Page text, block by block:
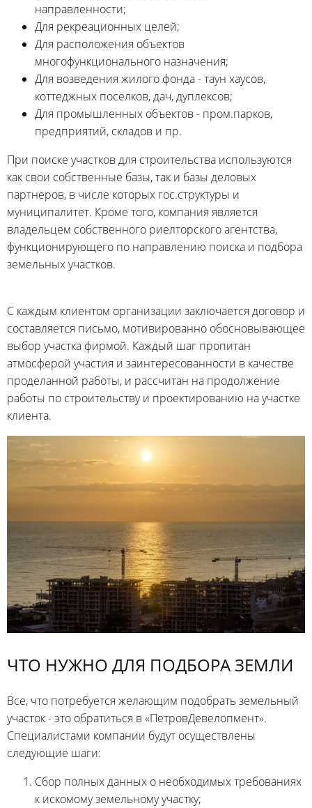
направленности;
Для рекреационных целей;
Для расположения объектов
многофункционального назначения;
Для возведения жилого фонда - таун хаусов,
коттеджных поселков, дач, дуплексов;
Для промышленных объектов - пром.парков,
предприятий, складов и пр.
При поиске участков для строительства используются
как свои собственные базы, так и базы деловых
партнеров, в числе которых гос.структуры и
муниципалитет. Кроме того, компания является
владельцем собственного риелторского агентства,
функционирующего по направлению поиска и подбора
земельных участков.
С каждым клиентом организации заключается договор и
составляется письмо, мотивированно обосновывающее
выбор участка фирмой. Каждый шаг пропитан
атмосферой участия и заинтересованности в качестве
проделанной работы, и рассчитан на продолжение
работы по строительству и проектированию на участке
клиента.
ЧТО НУЖНО ДЛЯ ПОДБОРА ЗЕМЛИ
Все, что потребуется желающим подобрать земельный
участок - это обратиться в «ПетровДевелопмент».
Специалистами компании будут осуществлены
следующие шаги:
Сбор полных данных о необходимых требованиях
к искомому земельному участку;